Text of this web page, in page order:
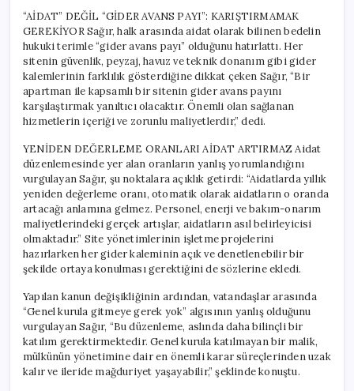
“AİDAT” DEĞİL “GİDER AVANS PAYI”: KARIŞTIRMAMAK
GEREKİYOR Sağır, halk arasında aidat olarak bilinen bedelin
hukuki terimle “gider avans payı” olduğunu hatırlattı. Her
sitenin güvenlik, peyzaj, havuz ve teknik donanım gibi gider
kalemlerinin farklılık gösterdiğine dikkat çeken Sağır, “Bir
apartman ile kapsamlı bir sitenin gider avans payını
karşılaştırmak yanıltıcı olacaktır. Önemli olan sağlanan
hizmetlerin içeriği ve zorunlu maliyetlerdir,” dedi.
YENİDEN DEĞERLEME ORANLARI AİDAT ARTIRMAZ Aidat
düzenlemesinde yer alan oranların yanlış yorumlandığını
vurgulayan Sağır, şu noktalara açıklık getirdi: “Aidatlarda yıllık
yeniden değerleme oranı, otomatik olarak aidatların o oranda
artacağı anlamına gelmez. Personel, enerji ve bakım-onarım
maliyetlerindeki gerçek artışlar, aidatların asıl belirleyicisi
olmaktadır.” Site yönetimlerinin işletme projelerini
hazırlarken her gider kaleminin açık ve denetlenebilir bir
şekilde ortaya konulması gerektiğini de sözlerine ekledi.
Yapılan kanun değişikliğinin ardından, vatandaşlar arasında
“Genel kurula gitmeye gerek yok” algısının yanlış olduğunu
vurgulayan Sağır, “Bu düzenleme, aslında daha bilinçli bir
katılım gerektirmektedir. Genel kurula katılmayan bir malik,
mülkünün yönetimine dair en önemli karar süreçlerinden uzak
kalır ve ileride mağduriyet yaşayabilir,” şeklinde konuştu.